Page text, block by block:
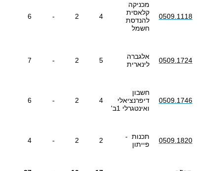
0509.1118
מכניקה
קלאסית
להנדסת
חשמל
4
2
-
6
0509.1724
אלגברה
לינארית
5
2
-
7
0509.1746
חשבון
דיפרנציאלי
ואינטגרלי 1ב'
4
2
-
6
0509.1820
תכנות -
פייתון
2
2
-
4